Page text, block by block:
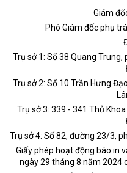
Giám
Phó Giám đốc phụ
Trụ sở 1: Số 38 Quang
Trụ sở 2: Số 10 Trần Hưng
Trụ sở 3: 339 - 341 Thủ
Trụ sở 4: Số 82, đường 23/3,
Giấy phép hoạt động báo in
ngày 29 tháng 8 năm 2024